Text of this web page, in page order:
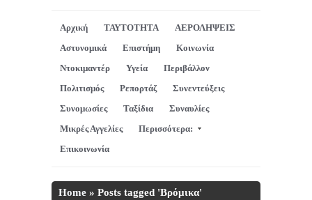
Αρχική ΤΑΥΤΟΤΗΤΑ
ΑΕΡΟΛΗΨΕΙΣ
Αστυνομικά
Επιστήμη
Κοινωνία
Ντοκιμαντέρ
Υγεία
Περιβάλλον
Πολιτισμός
Ρεπορτάζ
Συνεντεύξεις
Συνομωσίες
Ταξίδια
Συναυλίες
Μικρές Αγγελίες
Περισσότερα:
Επικοινωνία
Home » Posts tagged 'Βρόμικα'